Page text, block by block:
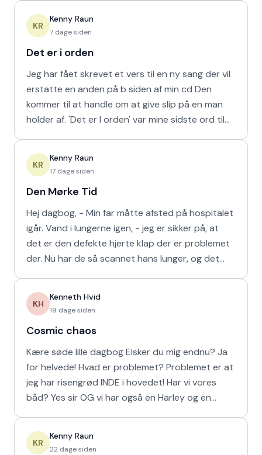
KR
Kenny Raun
7 dage siden
Det er i orden
Jeg har fået skrevet et vers til en ny sang der vil
erstatte en anden på b siden af min cd Den
kommer til at handle om at give slip på en man
holder af. 'Det er I orden' var mine sidste ord til
KR
Kenny Raun
17 dage siden
Den Mørke Tid
Hej dagbog, - Min far måtte afsted på hospitalet
igår. Vand i lungerne igen, - jeg er sikker på, at
det er den defekte hjerte klap der er problemet
der. Nu har de så scannet hans lunger, og det
KH
Kenneth Hvid
19 dage siden
Cosmic chaos
Kære søde lille dagbog Elsker du mig endnu? Ja
for helvede! Hvad er problemet? Problemet er at
jeg har risengrød INDE i hovedet! Har vi vores
båd? Yes sir OG vi har også en Harley og en
KR
Kenny Raun
22 dage siden